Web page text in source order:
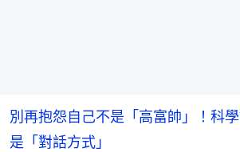
別再抱怨自己不是「高富帥」！科
是「對話方式」